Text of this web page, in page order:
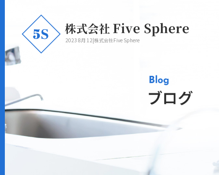
2023 8月 12|株式会社Five Sphere